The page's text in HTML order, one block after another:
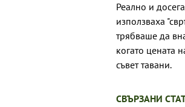
Реално и
използваха
трябваше да
когато цената
съвет тавани.
СВЪРЗАНИ